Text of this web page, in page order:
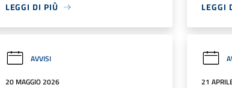
LEGGI DI PIÙ LEGGI
AVVISI
20 MAGGIO 2026 21